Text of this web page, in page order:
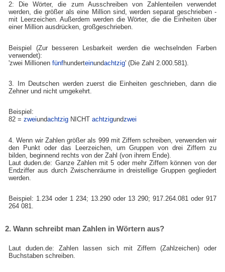
2: Die Wörter, die zum Ausschreiben von Zahlenteilen verwendet
werden, die größer als eine Million sind, werden separat geschrieben -
mit Leerzeichen. Außerdem werden die Wörter, die die Einheiten über
einer Million ausdrücken, großgeschrieben.
Beispiel (Zur besseren Lesbarkeit werden die wechselnden Farben
verwendet):
'zwei Millionenfünfhunderteinundachtzig' (Die Zahl 2.000.581).
3. Im Deutschen werden zuerst die Einheiten geschrieben, dann die
Zehner und nicht umgekehrt.
Beispiel:
82 =zweiundachtzig NICHTachtzigundzwei
4. Wenn wir Zahlen größer als 999 mit Ziffern schreiben, verwenden wir
den Punkt oder das Leerzeichen, um Gruppen von drei Ziffern zu
bilden, beginnend rechts von der Zahl (von ihrem Ende).
Laut duden.de: Ganze Zahlen mit 5 oder mehr Ziffern können von der
Endziffer aus durch Zwischenräume in dreistellige Gruppen gegliedert
werden.
Beispiel: 1.234 oder 1 234; 13.290 oder 13 290; 917.264.081 oder 917
264 081.
2. Wann schreibt man Zahlen in Wörtern aus?
Laut duden.de: Zahlen lassen sich mit Ziffern (Zahlzeichen) oder
Buchstaben schreiben.